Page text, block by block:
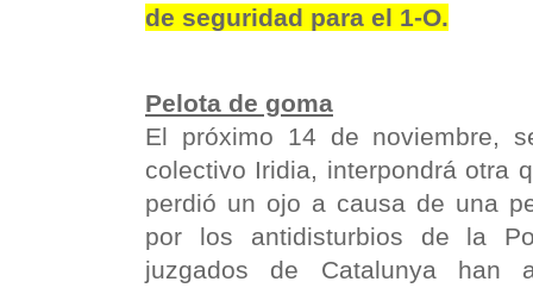
de seguridad para el 1-O.
Pelota de goma
El próximo 14 de noviembre,
colectivo Iridia, interpondrá otra
perdió un ojo a causa de una
por los antidisturbios de la
juzgados de Catalunya han